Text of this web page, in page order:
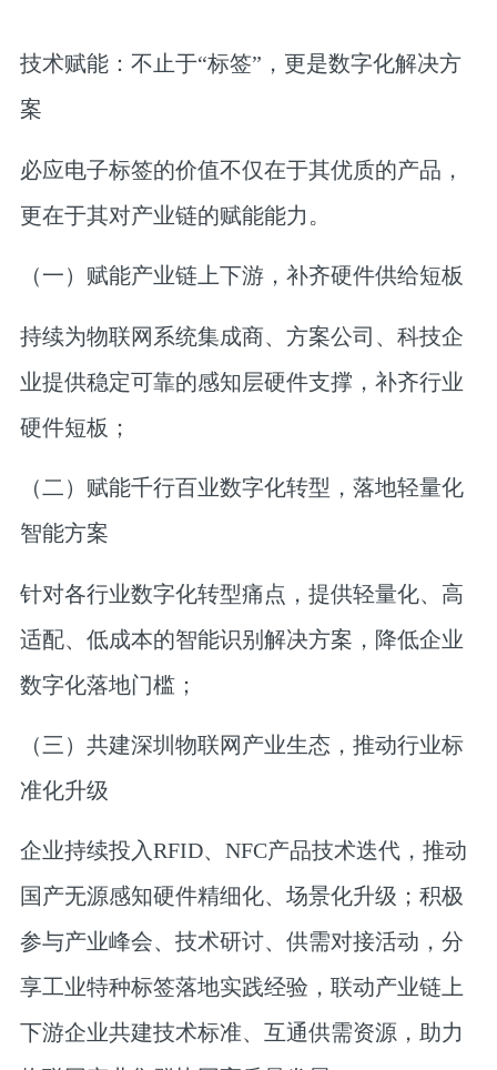
技术赋能：不止于“标签”，更是数字化解决方
案
必应电子标签的价值不仅在于其优质的产品，
更在于其对产业链的赋能能力。
（一）赋能产业链上下游，补齐硬件供给短板
持续为物联网系统集成商、方案公司、科技企
业提供稳定可靠的感知层硬件支撑，补齐行业
硬件短板；
（二）赋能千行百业数字化转型，落地轻量化
智能方案
针对各行业数字化转型痛点，提供轻量化、高
适配、低成本的智能识别解决方案，降低企业
数字化落地门槛；
（三）共建深圳物联网产业生态，推动行业标
准化升级
企业持续投入RFID、NFC产品技术迭代，推动
国产无源感知硬件精细化、场景化升级；积极
参与产业峰会、技术研讨、供需对接活动，分
享工业特种标签落地实践经验，联动产业链上
下游企业共建技术标准、互通供需资源，助力